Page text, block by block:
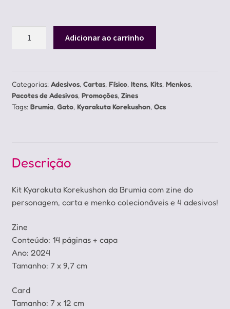
Korekushon
quantidade
Adicionar ao carrinho
Categorias: Adesivos, Cartas, Físico, Itens, Kits, Menkos,
Pacotes de Adesivos, Promoções, Zines
Tags: Brumia, Gato, Kyarakuta Korekushon, Ocs
Descrição
Kit Kyarakuta Korekushon da Brumia com zine do
personagem, carta e menko colecionáveis e 4 adesivos!
Zine
Conteúdo: 14 páginas + capa
Ano: 2024
Tamanho: 7 x 9,7 cm
Card
Tamanho: 7 x 12 cm